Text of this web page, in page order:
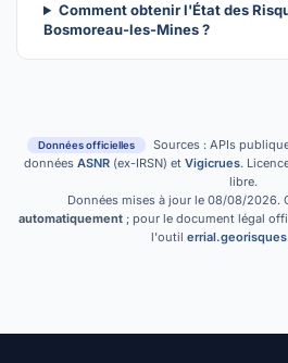
Comment obtenir l'État des
Bosmoreau-les-Mines ?
Données officielles Sources : APIs
données ASNR(ex-IRSN) et Vigicrues.
libre.
Données mises à jour le 08/08/2026.
automatiquement ; pour le document légal
l'outil